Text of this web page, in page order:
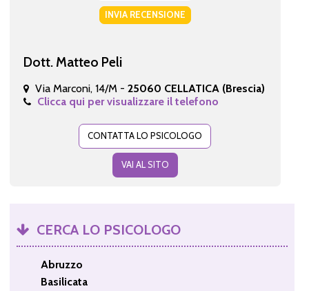
INVIA RECENSIONE
Dott. Matteo Peli
Via Marconi, 14/M - 25060 CELLATICA (Brescia)
Clicca qui per visualizzare il telefono
CONTATTA LO PSICOLOGO
VAI AL SITO
CERCA LO PSICOLOGO
Abruzzo
Basilicata